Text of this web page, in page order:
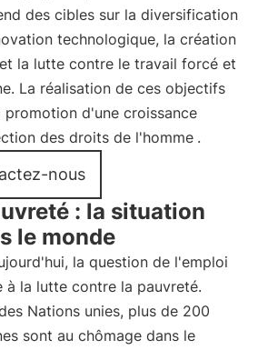
des cibles sur la diversification
technologique, la création
la lutte contre le travail forcé et
La réalisation de ces objectifs
d'une croissance
des droits de l'homme .
nous
: la situation
le monde
la question de l'emploi
à la lutte contre la pauvreté.
Nations unies, plus de 200
sont au chômage dans le